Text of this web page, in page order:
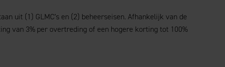
uit (1) GLMC’s en (2) beheerseisen. Afhankelijk van de
van 3% per overtreding of een hogere korting tot 100%